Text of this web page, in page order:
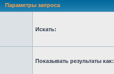
Параметры запроса
Искать:
Показывать результаты как: